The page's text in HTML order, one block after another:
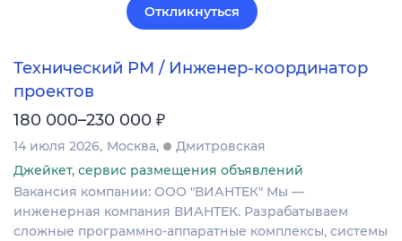
Откликнуться
Технический PM / Инженер-координатор
проектов
180 000–230 000 ₽
14 июля 2026 Москва
Дмитровская
Джейкет, сервис размещения объявлений
Вакансия компании: ООО "ВИАНТЕК" Мы —
инженерная компания ВИАНТЕК. Разрабатываем
сложные программно-аппаратные комплексы, системы